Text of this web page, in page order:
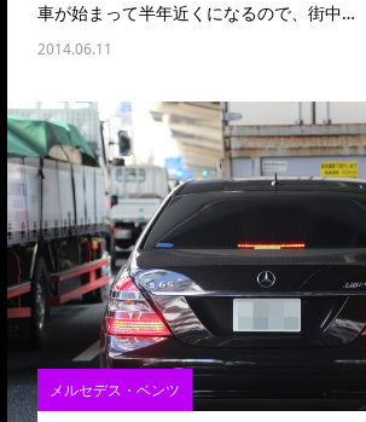
車が始まって半年近くになるので、街中…
2014.06.11
メルセデス・ベンツ